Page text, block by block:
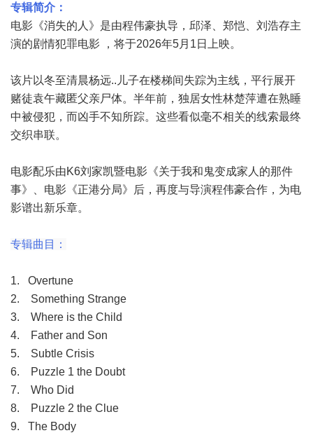
专辑简介：
电影《消失的人》是由程伟豪执导，邱泽、郑恺、刘浩存主
演的剧情犯罪电影 ，将于2026年5月1日上映。
该片以冬至清晨杨远..儿子在楼梯间失踪为主线，平行展开
赌徒袁午藏匿父亲尸体。半年前，独居女性林楚萍遭在熟睡
中被侵犯，而凶手不知所踪。这些看似毫不相关的线索最终
交织串联。
电影配乐由K6刘家凯暨电影《关于我和鬼变成家人的那件
事》、电影《正港分局》后，再度与导演程伟豪合作，为电
影谱出新乐章。
专辑曲目：
1. Overtune
2. Something Strange
3. Where is the Child
4. Father and Son
5. Subtle Crisis
6. Puzzle 1 the Doubt
7. Who Did
8. Puzzle 2 the Clue
9. The Body